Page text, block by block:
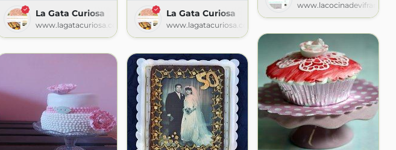
La Gata Curiosa
www.lagatacuriosa.com
La Gata Curiosa
www.lagatacuriosa.com
www.lacocinadevifran.com